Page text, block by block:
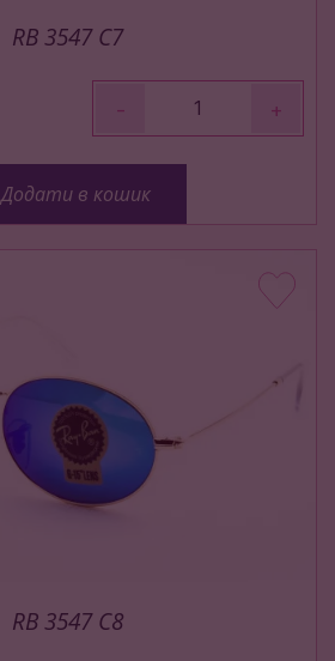
RB 3547 C7
- +
Додати в кошик
RB 3547 C8